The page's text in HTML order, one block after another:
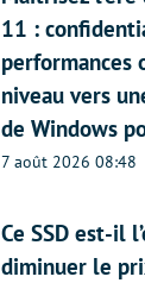
11 :
performances
niveau vers
de Windows
7 août 2026 08:48
Ce SSD est-il
diminuer le